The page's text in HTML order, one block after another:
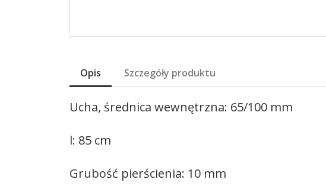
Opis Szczegóły produktu
Ucha, średnica wewnętrzna: 65/100 mm
l: 85 cm
Grubość pierścienia: 10 mm